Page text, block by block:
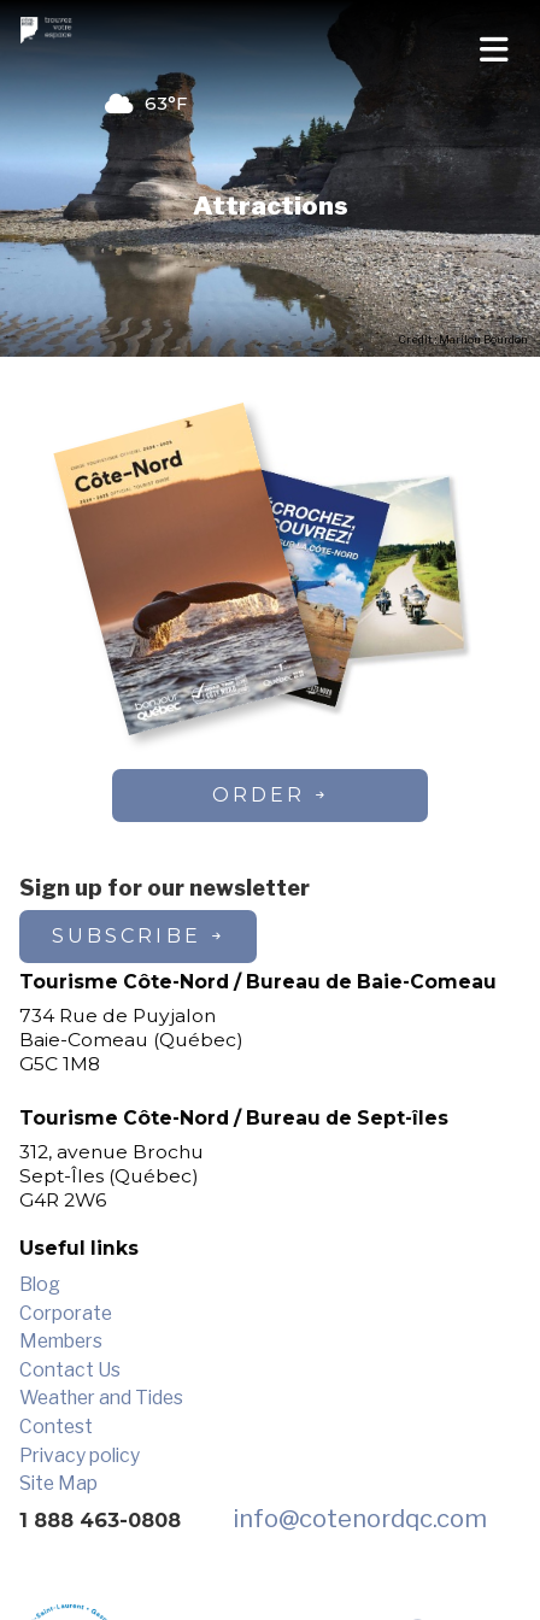
63°F
Attractions
Credit : Marilou Bourdon
ORDER
Sign up for our newsletter
SUBSCRIBE
Tourisme Côte-Nord / Bureau de Baie-Comeau
734 Rue de Puyjalon
Baie-Comeau (Québec)
G5C 1M8
Tourisme Côte-Nord / Bureau de Sept-îles
312, avenue Brochu
Sept-Îles (Québec)
G4R 2W6
Useful links
Blog
Corporate
Members
Contact Us
Weather and Tides
Contest
Privacy policy
Site Map
1 888 463-0808 info@cotenordqc.com